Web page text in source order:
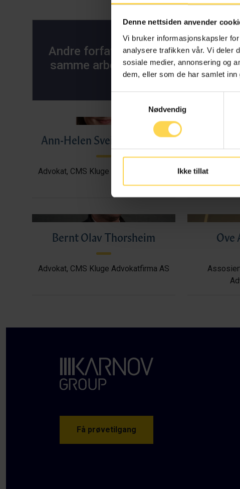
Denne nettsiden anvender
Vi bruker informasjonskapsler
analysere trafikken vår. Vi deler
sosiale medier, annonsering og
dem, eller som de har samlet
Nødvendig
Ikke tillat
Andre forfattere ved
samme arbeidssted
Advokat,
Ann-Helen Sveino Schøyen
Advokat, CMS Kluge Advokatfirma AS
Bernt Olav Thorsheim
Advokat, CMS Kluge Advokatfirma AS
Ove
Få prøvetilgang